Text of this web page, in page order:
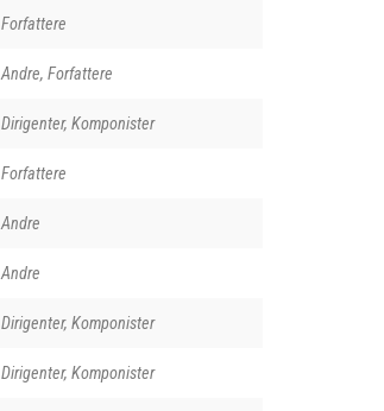
Forfattere
Andre, Forfattere
Dirigenter, Komponister
Forfattere
Andre
Andre
Dirigenter, Komponister
Dirigenter, Komponister